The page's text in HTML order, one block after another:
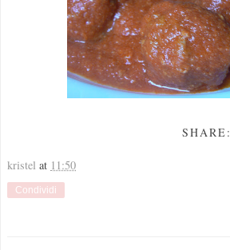
SHARE:
kristel at 11:50
Condividi